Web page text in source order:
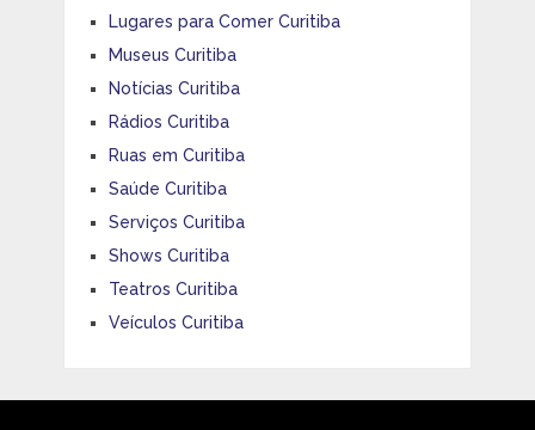
Lugares para Comer Curitiba
Museus Curitiba
Notícias Curitiba
Rádios Curitiba
Ruas em Curitiba
Saúde Curitiba
Serviços Curitiba
Shows Curitiba
Teatros Curitiba
Veículos Curitiba